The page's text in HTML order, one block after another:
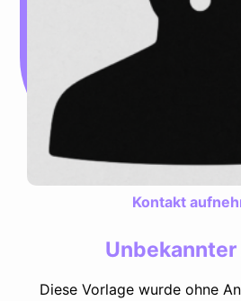
Kontakt
Diese Vorlage wurde ohne